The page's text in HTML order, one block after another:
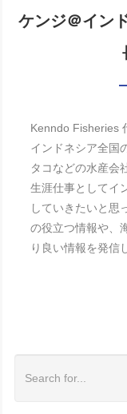
ケンジ＠イン
Kenndo Fisheries
インドネシア全国
タコなどの水産会
生涯仕事としてイ
していきたいと思
の役立つ情報や、
り良い情報を発信